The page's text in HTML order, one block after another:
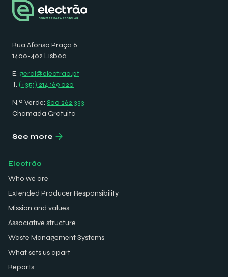
Rua Afonso Praça 6
1400-402 Lisboa
E. geral@electrao.pt
T. (+351) 214 169 020
N.º Verde: 800 262 333
Chamada Gratuita
See more
Electrão
Who we are
Extended Producer Responsibility
Mission and values
Associative structure
Waste Management Systems
What sets us apart
Reports